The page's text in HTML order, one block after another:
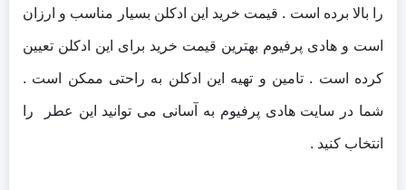
را بالا برده است . قیمت خرید این ادکلن بسیار مناسب و ارزان
است و هادی پرفیوم بهترین قیمت خرید برای این ادکلن تعیین
کرده است . تامین و تهیه این ادکلن به راحتی ممکن است .
شما در سایت هادی پرفیوم به آسانی می توانید این عطر را
انتخاب کنید .